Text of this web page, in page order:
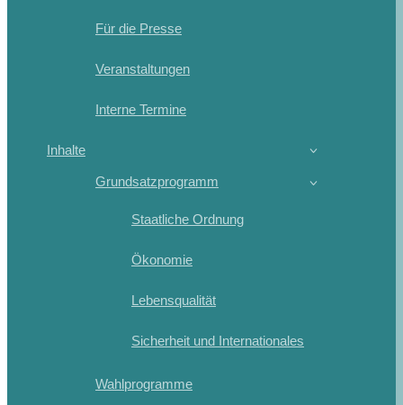
Für die Presse
Veranstaltungen
Interne Termine
Inhalte
Grundsatzprogramm
Staatliche Ordnung
Ökonomie
Lebensqualität
Sicherheit und Internationales
Wahlprogramme